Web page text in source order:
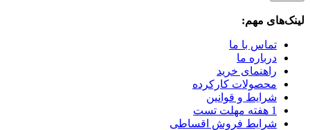
لینک‌های مهم:
تماس با ما
درباره ما
راهنمای خرید
محصولات کارکرده
شرایط و قوانین
1 هفته مهلت تست
شرایط فروش اقساطی